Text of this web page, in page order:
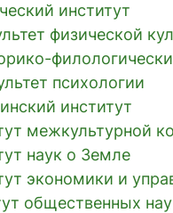
институт
физической
психологии
институт
межкультурной
наук о Земле
экономики и
общественных